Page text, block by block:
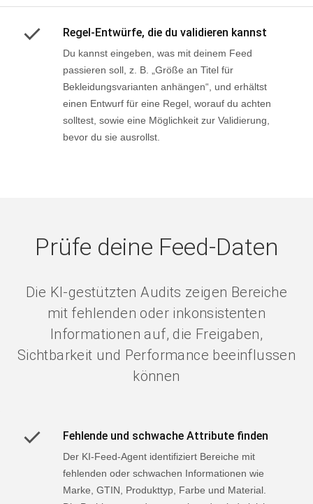
Regel-Entwürfe, die du validieren kannst
Du kannst eingeben, was mit deinem Feed
passieren soll, z. B. „Größe an Titel für
Bekleidungsvarianten anhängen“, und erhältst
einen Entwurf für eine Regel, worauf du achten
solltest, sowie eine Möglichkeit zur Validierung,
bevor du sie ausrollst.
Prüfe deine Feed-Daten
Die KI-gestützten Audits zeigen Bereiche
mit fehlenden oder inkonsistenten
Informationen auf, die Freigaben,
Sichtbarkeit und Performance beeinflussen
können
Fehlende und schwache Attribute finden
Der KI-Feed-Agent identifiziert Bereiche mit
fehlenden oder schwachen Informationen wie
Marke, GTIN, Produkttyp, Farbe und Material.